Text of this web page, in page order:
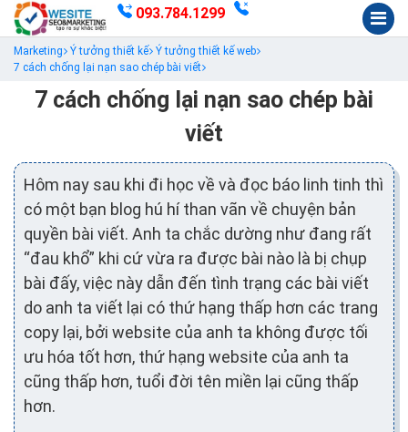
093.784.1299
Marketing Ý tưởng thiết kế Ý tưởng thiết kế web
7 cách chống lại nạn sao chép bài viết
7 cách chống lại nạn sao chép bài
viết
Hôm nay sau khi đi học về và đọc báo linh tinh thì
có một bạn blog hú hí than vãn về chuyện bản
quyền bài viết. Anh ta chắc dường như đang rất
“đau khổ” khi cứ vừa ra được bài nào là bị chụp
bài đấy, việc này dẫn đến tình trạng các bài viết
do anh ta viết lại có thứ hạng thấp hơn các trang
copy lại, bởi website của anh ta không được tối
ưu hóa tốt hơn, thứ hạng website của anh ta
cũng thấp hơn, tuổi đời tên miền lại cũng thấp
hơn.